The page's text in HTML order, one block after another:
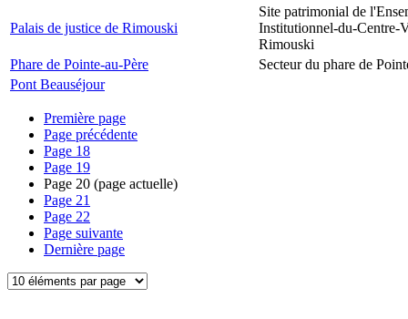
Palais de justice de Rimouski
Site patrimonial de
Institutionnel-du-Centre-
Rimouski
Phare de Pointe-au-Père
Secteur du phare de
Pont Beauséjour
Première page
Page précédente
Page 18
Page 19
Page 20 (page actuelle)
Page 21
Page 22
Page suivante
Dernière page